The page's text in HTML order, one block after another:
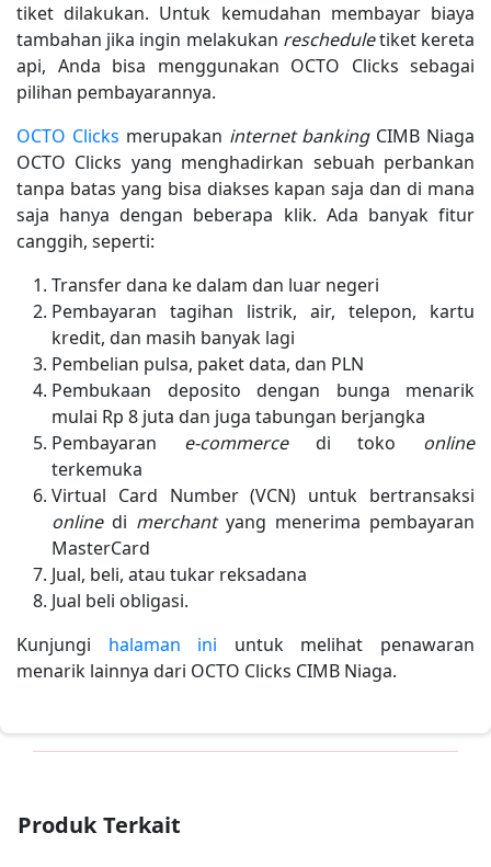
tiket dilakukan. Untuk kemudahan membayar biaya
tambahan jika ingin melakukan rescheduletiket kereta
api, Anda bisa menggunakan OCTO Clicks sebagai
pilihan pembayarannya.
OCTO Clicks merupakan internet banking CIMB Niaga
OCTO Clicks yang menghadirkan sebuah perbankan
tanpa batas yang bisa diakses kapan saja dan di mana
saja hanya dengan beberapa klik. Ada banyak fitur
canggih, seperti:
Transfer dana ke dalam dan luar negeri
Pembayaran tagihan listrik, air, telepon, kartu
kredit, dan masih banyak lagi
Pembelian pulsa, paket data, dan PLN
Pembukaan deposito dengan bunga menarik
mulai Rp 8 juta dan juga tabungan berjangka
Pembayaran e-commercedi toko online
terkemuka
Virtual Card Number (VCN) untuk bertransaksi
online di merchant yang menerima pembayaran
MasterCard
Jual, beli, atau tukar reksadana
Jual beli obligasi.
Kunjungi halaman ini untuk melihat penawaran
menarik lainnya dari OCTO Clicks CIMB Niaga.
Produk Terkait